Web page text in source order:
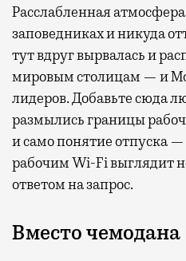
Расслабленная
заповедниках и никуда
тут вдруг вырвалась и
мировым столицам — и
лидеров. Добавьте сюда
размылись границы
и само понятие отпуска —
рабочим Wi-Fi выглядит
ответом на запрос.
Вместо чемодана